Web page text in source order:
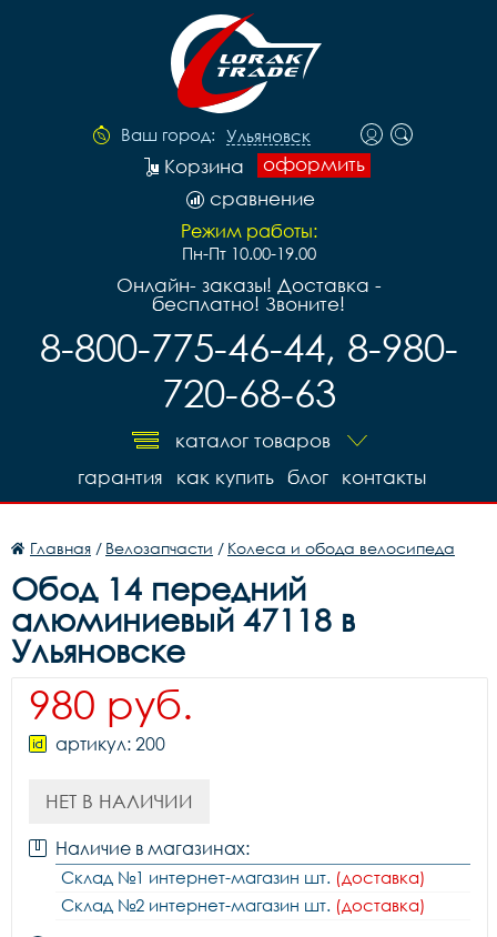
Ваш город: Ульяновск
оформить
Корзина
сравнение
Режим работы:
Пн-Пт 10.00-19.00
Онлайн- заказы! Доставка -
бесплатно! Звоните!
8-800-775-46-44, 8-980-
720-68-63
каталог товаров
контакты
блог
как купить
гарантия
Главная / Велозапчасти / Колеса и обода велосипеда
Обод 14 передний
алюминиевый 47118 в
Ульяновске
980 руб.
артикул: 200
НЕТ В НАЛИЧИИ
Наличие в магазинах:
Склад №1 интернет-магазин шт. (доставка)
Склад №2 интернет-магазин шт. (доставка)